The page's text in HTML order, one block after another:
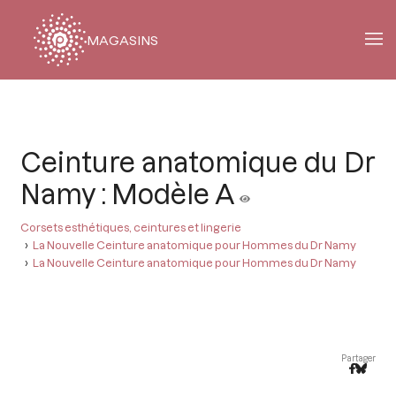
MAGASINS
Ceinture anatomique du Dr
Namy : Modèle A
Corsets esthétiques, ceintures et lingerie
La Nouvelle Ceinture anatomique pour Hommes du Dr Namy
La Nouvelle Ceinture anatomique pour Hommes du Dr Namy
Partager